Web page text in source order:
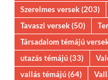
Szerelmes versek(203)
Tavaszi versek(50)
Társadalom témájú
utazás témájú(33)
vallás témájú(64)